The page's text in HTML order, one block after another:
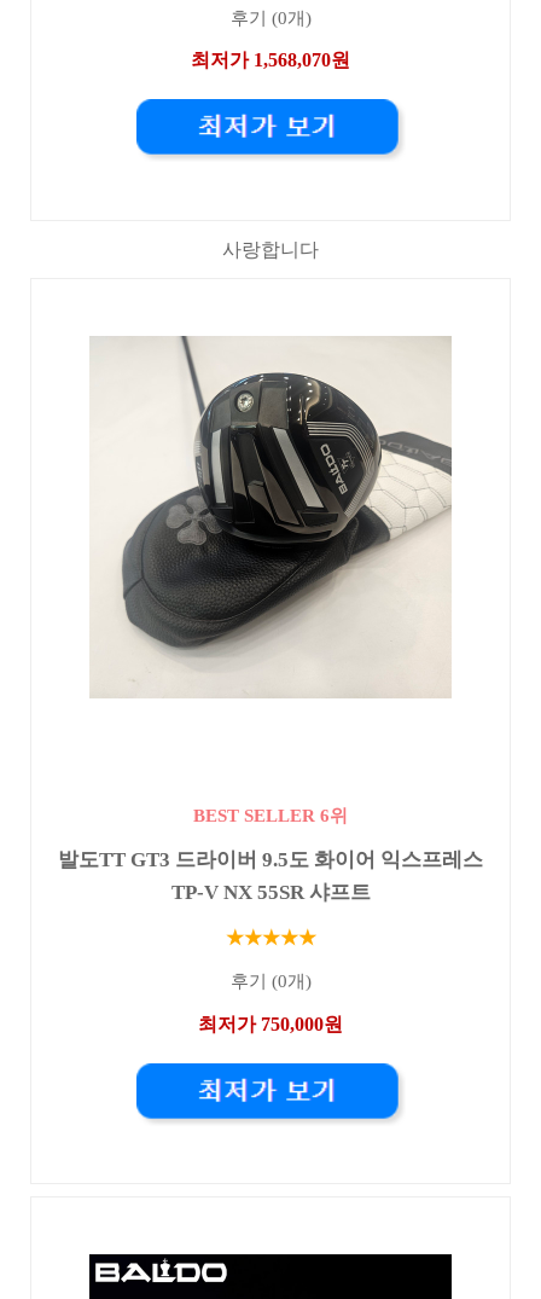
후기 (0개)
최저가 1,568,070원
사랑합니다
BEST SELLER 6위
발도TT GT3 드라이버 9.5도 화이어 익스프레스
TP-V NX 55SR 샤프트
★★★★★
후기 (0개)
최저가 750,000원